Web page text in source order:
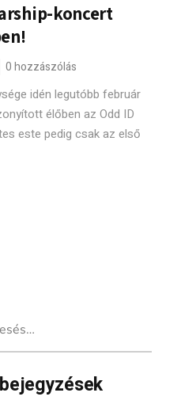
koncert
0 hozzászólás
idén legutóbb február
élőben az Odd ID
este pedig csak az első